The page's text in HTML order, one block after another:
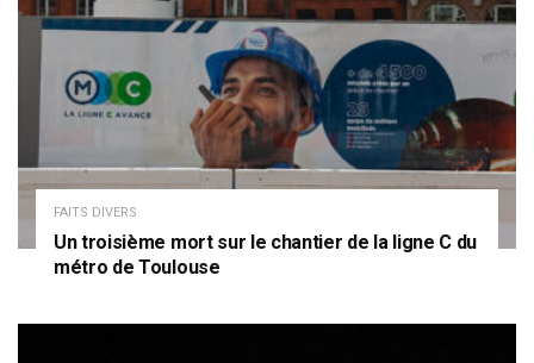
FAITS DIVERS
Un troisième mort sur le chantier de la ligne C du
métro de Toulouse